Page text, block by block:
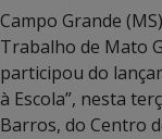
Campo Grande
Trabalho de Mato
participou do
à Escola”, nesta
Barros, do Centro